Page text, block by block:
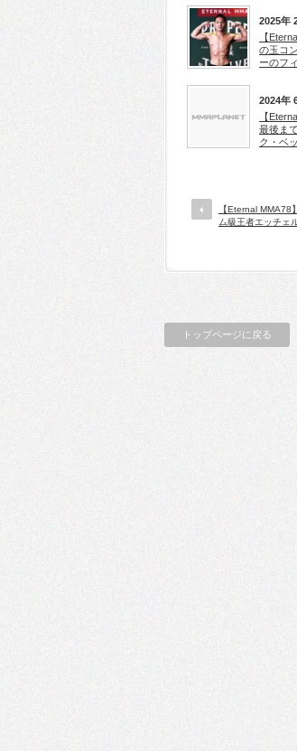
2025年
【
の玉コ
ーのフ
2024年
【
最後ま
ク・ベ
【Eternal MMA78
ム級王者エッチェ
トップページに戻る